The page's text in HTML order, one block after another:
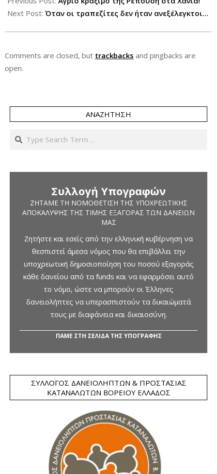
03
Next Post: Όταν οι τραπεζίτες δεν ήταν ανεξέλεγκτοι…
Comments are closed, but trackbacks and pingbacks are
open.
ΑΝΑΖΉΤΗΣΗ
Search
Συλλογή Υπογραφών
ΖΗΤΆΜΕ ΤΗ ΝΟΜΟΘΈΤΙΣΗ ΤΗΣ ΥΠΟΧΡΕΩΤΙΚΉΣ
ΑΠΟΚΆΛΥΨΗΣ ΤΗΣ ΤΙΜΉΣ ΕΞΑΓΟΡΆΣ ΤΩΝ ΔΑΝΕΊΩΝ
ΜΑΣ
Ζητήστε και εσείς από την ελληνική κυβέρνηση να
θεσπιστεί άμεσα νόμος που θα επιβάλλει την
υποχρεωτική δημοσιοποίηση του ποσού εξαγοράς
κάθε δανείου από τα funds και να εφαρμόσει αυτό
το νόμο, ώστε να μπορούν οι Έλληνες
δανειολήπτες να υπερασπιστούν τα δικαιώματά
τους με διαφάνεια και δικαιοσύνη.
ΠΑΜΕ ΣΤΗ ΣΕΛΙΔΑ ΤΗΣ ΥΠΟΓΡΑΦΗΣ
ΣΎΛΛΟΓΟΣ ΔΑΝΕΙΟΛΗΠΤΏΝ & ΠΡΟΣΤΑΣΊΑΣ
ΚΑΤΑΝΑΛΩΤΏΝ ΒΟΡΕΊΟΥ ΕΛΛΆΔΟΣ